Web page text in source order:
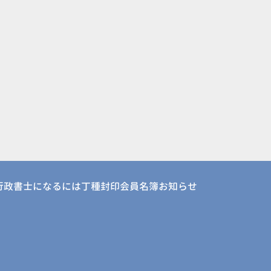
政書士になるには丁種封印会員名簿お知らせ